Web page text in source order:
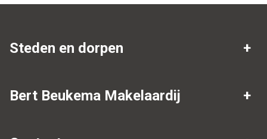
Steden en dorpen
Bert Beukema Makelaardij